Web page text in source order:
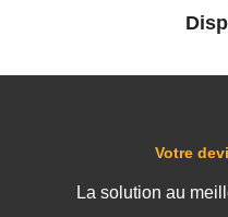
Votre
La solution au